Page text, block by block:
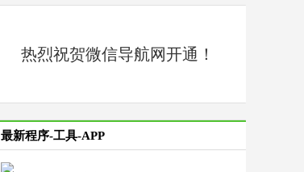
热烈祝贺微信导航网开通！
最新程序-工具-APP